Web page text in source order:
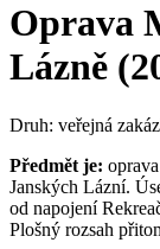
Oprava
Lázně
Druh: veřejná
Předmět je:
Janských Lázní.
od napojení
Plošný rozsah